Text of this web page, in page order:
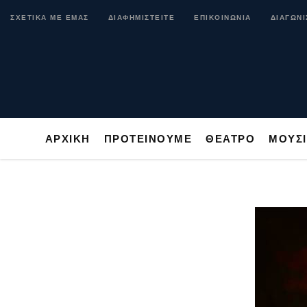
ΣΧΕΤΙΚΑ ΜΕ ΕΜΑΣ ΔΙΑΦΗΜΙΣΤΕΙΤΕ ΕΠΙΚΟΙΝΩΝΙΑ
ΑΡΧΙΚΗ ΠΡΟΤΕΙΝΟΥΜΕ ΘΕΑΤΡΟ
ΑΡΧΙΚΗ ΠΡΟΤΕΙΝΟΥΜΕ ΘΕΑΤΡΟ